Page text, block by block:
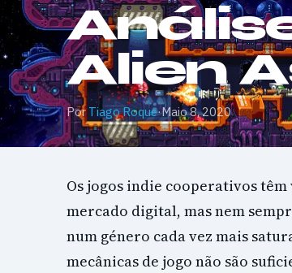
Alien
Por Tiago Roque·Maio 8, 2020
Os jogos indie cooperativos
mercado digital, mas nem
num género cada vez mais
mecânicas de jogo não são